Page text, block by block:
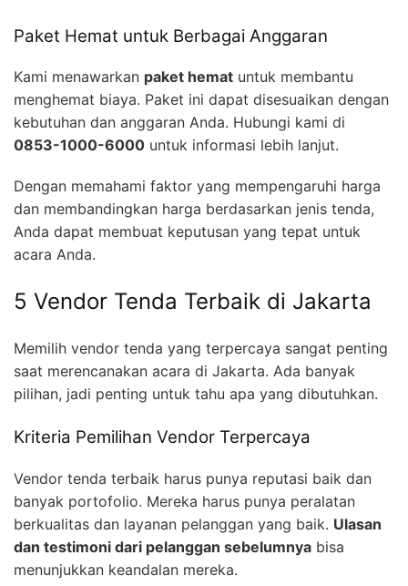
Paket Hemat untuk Berbagai Anggaran
Kami menawarkan paket hemat untuk membantu
menghemat biaya. Paket ini dapat disesuaikan dengan
kebutuhan dan anggaran Anda. Hubungi kami di
0853-1000-6000 untuk informasi lebih lanjut.
Dengan memahami faktor yang mempengaruhi harga
dan membandingkan harga berdasarkan jenis tenda,
Anda dapat membuat keputusan yang tepat untuk
acara Anda.
5 Vendor Tenda Terbaik di Jakarta
Memilih vendor tenda yang terpercaya sangat penting
saat merencanakan acara di Jakarta. Ada banyak
pilihan, jadi penting untuk tahu apa yang dibutuhkan.
Kriteria Pemilihan Vendor Terpercaya
Vendor tenda terbaik harus punya reputasi baik dan
banyak portofolio. Mereka harus punya peralatan
berkualitas dan layanan pelanggan yang baik. Ulasan
dan testimoni dari pelanggan sebelumnya bisa
menunjukkan keandalan mereka.